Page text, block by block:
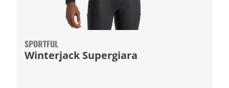
SPORTFUL
Winterjack Supergiara